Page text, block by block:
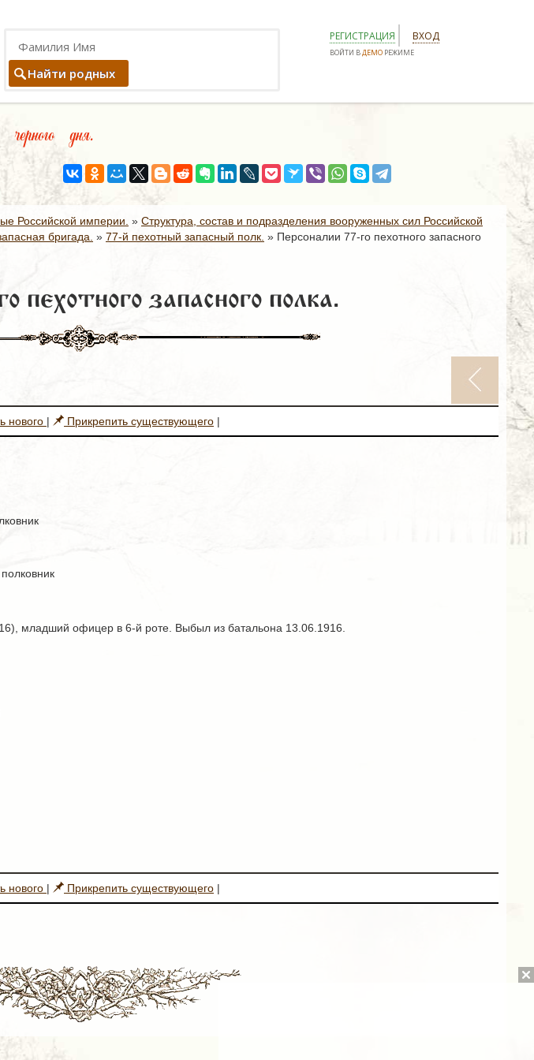
Найти родных
РЕГИСТРАЦИЯ ВХОД
ВОЙТИ ВДЕМО РЕЖИМЕ
дня.
Российской империи. » Структура, состав и подразделения вооруженных сил Российской
бригада. » 77-й пехотный запасный полк. » Персоналии 77-го пехотного запасного
пехотного запасного полка.
нового | Прикрепить существующего |
младший офицер в 6-й роте. Выбыл из батальона 13.06.1916.
нового | Прикрепить существующего |